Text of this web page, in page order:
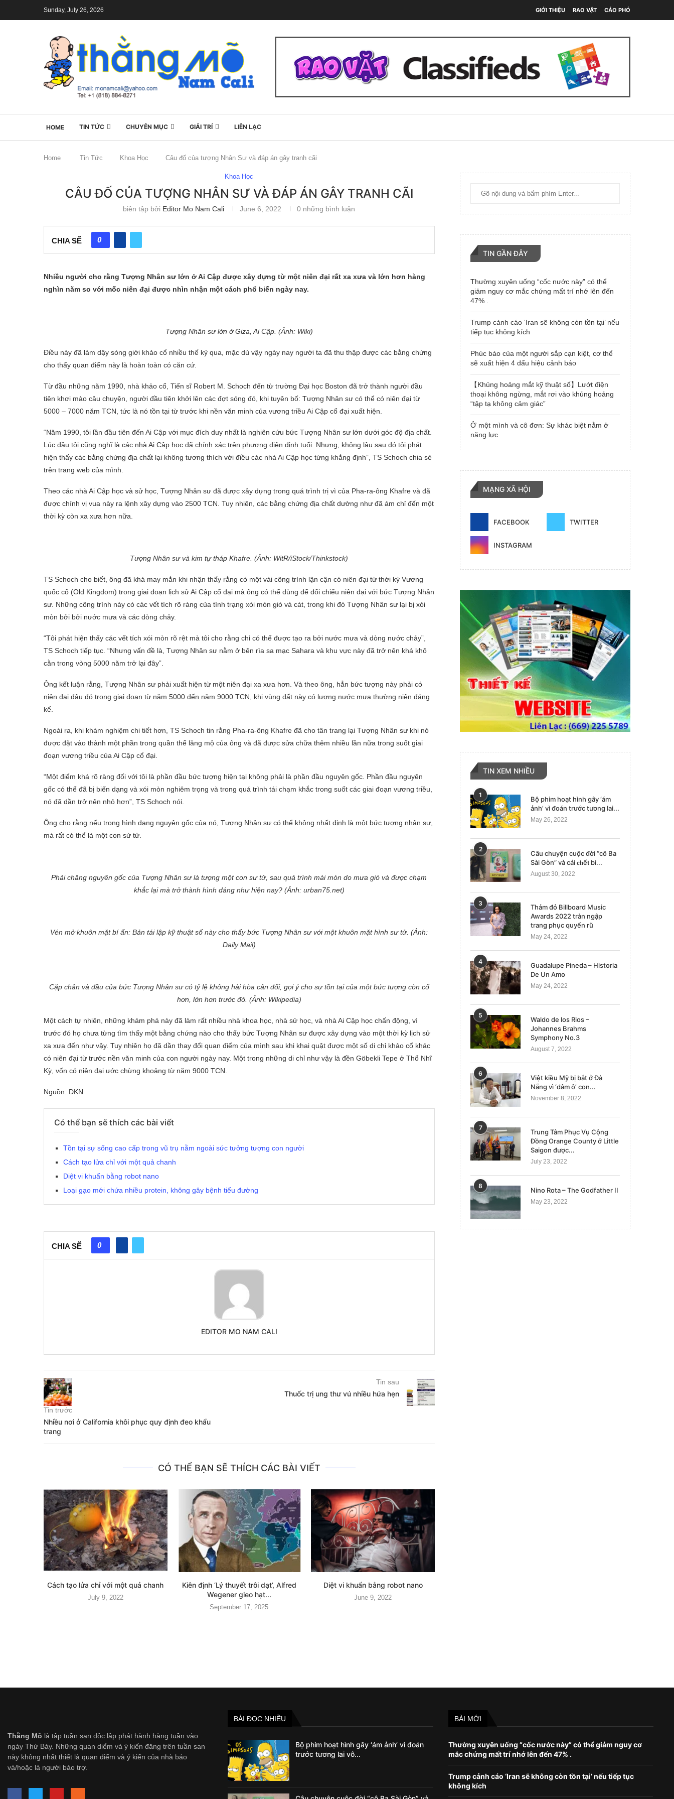
Sunday, July 26, 2026 GIỚI THIỆU RAO VẶT CÁO PHÓ
HOME TIN TỨC CHUYÊN MỤC GIẢI TRÍ LIÊN LẠC
Home Tin Tức Khoa Học Câu đố của tượng Nhân Sư và đáp án gây tranh cãi
Khoa Học
CÂU ĐỐ CỦA TƯỢNG NHÂN SƯ VÀ ĐÁP ÁN GÂY TRANH CÃI
biên tập bởi Editor Mo Nam Cali June 6, 2022 0 những bình luận
CHIA SẼ 0
Nhiều người cho rằng Tượng Nhân sư lớn ở Ai Cập được xây dựng từ một niên đại rất xa xưa và lớn hơn hàng
nghìn năm so với mốc niên đại được nhìn nhận một cách phổ biến ngày nay.
Tượng Nhân sư lớn ở Giza, Ai Cập. (Ảnh: Wiki)
Điều này đã làm dậy sóng giới khảo cổ nhiều thế kỷ qua, mặc dù vậy ngày nay người ta đã thu thập được các bằng chứng
cho thấy quan điểm này là hoàn toàn có căn cứ.
Từ đầu những năm 1990, nhà khảo cổ, Tiến sĩ Robert M. Schoch đến từ trường Đại học Boston đã trở thành người đầu
tiên khơi mào câu chuyện, người đầu tiên khởi lên các đợt sóng đó, khi tuyên bố: Tượng Nhân sư có thể có niên đại từ
5000 – 7000 năm TCN, tức là nó tồn tại từ trước khi nền văn minh của vương triều Ai Cập cổ đại xuất hiện.
“Năm 1990, tôi lần đầu tiên đến Ai Cập với mục đích duy nhất là nghiên cứu bức Tượng Nhân sư lớn dưới góc độ địa chất.
Lúc đầu tôi cũng nghĩ là các nhà Ai Cập học đã chính xác trên phương diện định tuổi. Nhưng, không lâu sau đó tôi phát
hiện thấy các bằng chứng địa chất lại không tương thích với điều các nhà Ai Cập học từng khẳng định”, TS Schoch chia sẻ
trên trang web của mình.
Theo các nhà Ai Cập học và sử học, Tượng Nhân sư đã được xây dựng trong quá trình trị vì của Pha-ra-ông Khafre và đã
được chính vị vua này ra lệnh xây dựng vào 2500 TCN. Tuy nhiên, các bằng chứng địa chất dường như đã ám chỉ đến một
thời kỳ còn xa xưa hơn nữa.
Tượng Nhân sư và kim tự tháp Khafre. (Ảnh: WitR/iStock/Thinkstock)
TS Schoch cho biết, ông đã khá may mắn khi nhận thấy rằng có một vài công trình lận cận có niên đại từ thời kỳ Vương
quốc cổ (Old Kingdom) trong giai đoạn lịch sử Ai Cập cổ đại mà ông có thể dùng để đối chiếu niên đại với bức Tượng Nhân
sư. Những công trình này có các vết tích rõ ràng của tình trạng xói mòn gió và cát, trong khi đó Tượng Nhân sư lại bị xói
mòn bởi bởi nước mưa và các dòng chảy.
“Tôi phát hiện thấy các vết tích xói mòn rõ rệt mà tôi cho rằng chỉ có thể được tạo ra bởi nước mưa và dòng nước chảy”,
TS Schoch tiếp tục. “Nhưng vấn đề là, Tượng Nhân sư nằm ở bên rìa sa mạc Sahara và khu vực này đã trở nên khá khô
cằn trong vòng 5000 năm trở lại đây”.
Ông kết luận rằng, Tượng Nhân sư phải xuất hiện từ một niên đại xa xưa hơn. Và theo ông, hẳn bức tượng này phải có
niên đại đâu đó trong giai đoạn từ năm 5000 đến năm 9000 TCN, khi vùng đất này có lượng nước mưa thường niên đáng
kể.
Ngoài ra, khi khám nghiệm chi tiết hơn, TS Schoch tin rằng Pha-ra-ông Khafre đã cho tân trang lại Tượng Nhân sư khi nó
được đặt vào thành một phần trong quần thể lăng mộ của ông và đã được sửa chữa thêm nhiều lần nữa trong suốt giai
đoạn vương triều của Ai Cập cổ đại.
“Một điểm khá rõ ràng đối với tôi là phần đầu bức tượng hiện tại không phải là phần đầu nguyên gốc. Phần đầu nguyên
gốc có thể đã bị biến dạng và xói mòn nghiêm trọng và trong quá trình tái chạm khắc trong suốt các giai đoạn vương triều,
nó đã dần trở nên nhỏ hơn”, TS Schoch nói.
Ông cho rằng nếu trong hình dạng nguyên gốc của nó, Tượng Nhân sư có thể không nhất định là một bức tượng nhân sư,
mà rất có thể là một con sử tử.
Phải chăng nguyên gốc của Tượng Nhân sư là tượng một con sư tử, sau quá trình mài mòn do mưa gió và được chạm
khắc lại mà trở thành hình dáng như hiện nay? (Ảnh: urban75.net)
Vén mở khuôn mặt bí ẩn: Bản tái lập kỹ thuật số này cho thấy bức Tượng Nhân sư với một khuôn mặt hình sư tử. (Ảnh:
Daily Mail)
Cặp chân và đầu của bức Tượng Nhân sư có tỷ lệ không hài hòa cân đối, gợi ý cho sự tồn tại của một bức tượng còn cổ
hơn, lớn hơn trước đó. (Ảnh: Wikipedia)
Một cách tự nhiên, những khám phá này đã làm rất nhiều nhà khoa học, nhà sử học, và nhà Ai Cập học chấn động, vì
trước đó họ chưa từng tìm thấy một bằng chứng nào cho thấy bức Tượng Nhân sư được xây dựng vào một thời kỳ lịch sử
xa xưa đến như vậy. Tuy nhiên họ đã dần thay đổi quan điểm của mình sau khi khai quật được một số di chỉ khảo cổ khác
có niên đại từ trước nền văn minh của con người ngày nay. Một trong những di chỉ như vậy là đền Göbekli Tepe ở Thổ Nhĩ
Kỳ, vốn có niên đại ước chừng khoảng từ năm 9000 TCN.
Nguồn: DKN
Có thể bạn sẽ thích các bài viết
Tồn tại sự sống cao cấp trong vũ trụ nằm ngoài sức tưởng tượng con người
Cách tạo lửa chỉ với một quả chanh
Diệt vi khuẩn bằng robot nano
Loại gạo mới chứa nhiều protein, không gây bệnh tiểu đường
CHIA SẼ 0
EDITOR MO NAM CALI
Tin trước
Nhiều nơi ở California khôi phục quy định đeo khẩu
trang
Tin sau
Thuốc trị ung thư vú nhiều hứa hẹn
CÓ THỂ BẠN SẼ THÍCH CÁC BÀI VIẾT
Cách tạo lửa chỉ với một quả chanh
July 9, 2022
Kiên định ‘Lý thuyết trôi dạt’, Alfred
Wegener gieo hạt...
September 17, 2025
Diệt vi khuẩn bằng robot nano
June 9, 2022
TIN GẦN ĐÂY
Thường xuyên uống “cốc nước này” có thể
giảm nguy cơ mắc chứng mất trí nhớ lên đến
47% .
Trump cảnh cáo ‘Iran sẽ không còn tồn tại’ nếu
tiếp tục không kích
Phúc báo của một người sắp cạn kiệt, cơ thể
sẽ xuất hiện 4 dấu hiệu cảnh báo
【Khủng hoảng mắt kỹ thuật số】Lướt điện
thoại không ngừng, mắt rơi vào khủng hoảng
“tập tạ không cảm giác”
Ở một mình và cô đơn: Sự khác biệt nằm ở
năng lực
MẠNG XÃ HỘI
FACEBOOK TWITTER
INSTAGRAM
TIN XEM NHIỀU
1
Bộ phim hoạt hình gây ‘ám
ảnh’ vì đoán trước tương lai...
May 26, 2022
2
Câu chuyện cuộc đời “cô Ba
Sài Gòn” và cái 𝐜𝐡ế𝐭 bi...
August 30, 2022
3
Thảm đỏ Billboard Music
Awards 2022 tràn ngập
trang phục quyến rũ
May 24, 2022
4
Guadalupe Pineda – Historia
De Un Amo
May 24, 2022
5
Waldo de los Rios –
Johannes Brahms
Symphony No.3
August 7, 2022
6
Việt kiều Mỹ bị bắt ở Đà
Nẵng vì ‘dâm ô’ con...
November 8, 2022
7
Trung Tâm Phục Vụ Cộng
Đồng Orange County ở Little
Saigon được...
July 23, 2022
8
Nino Rota – The Godfather II
May 23, 2022
Thằng Mõ là tập tuần san độc lập phát hành hàng tuần vào
ngày Thứ Bảy. Những quan diểm và ý kiến đăng trên tuần san
này không nhất thiết là quan diểm và ý kiến của nhà báo
và/hoặc là người bảo trợ.
BÀI ĐỌC NHIỀU
Bộ phim hoạt hình gây ‘ám ảnh’ vì đoán
trước tương lai vô...
BÀI MỚI
Thường xuyên uống “cốc nước này” có thể giảm nguy cơ
mắc chứng mất trí nhớ lên đến 47% .
Trump cảnh cáo ‘Iran sẽ không còn tồn tại’ nếu tiếp tục
không kích